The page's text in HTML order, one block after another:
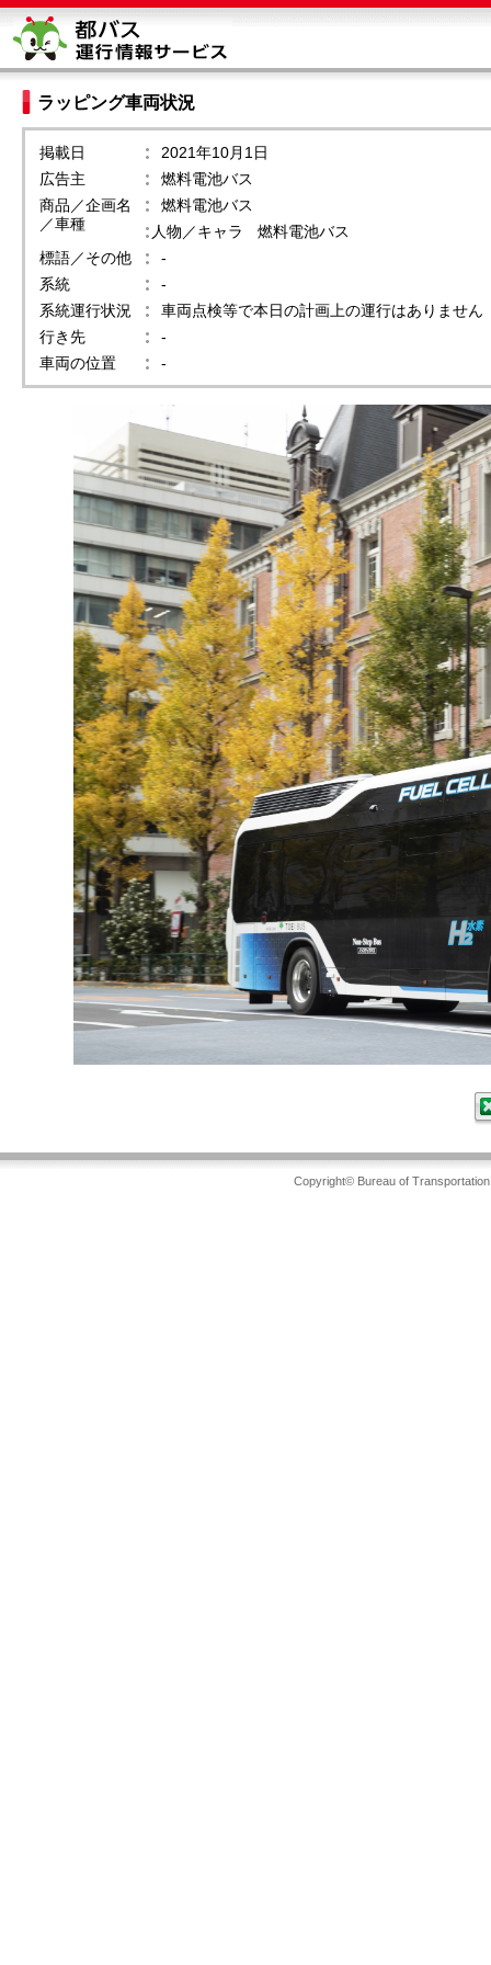
ラッピング車両状況
掲載日
2021年10月1日
広告主
燃料電池バス
商品／企画名
／車種
燃料電池バス
人物／キャラ
燃料電池バス
標語／その他
-
系統
-
系統運行状況
車両点検等で本日の計画上の運行はありません
行き先
-
車両の位置
-
Copyright© Bureau of